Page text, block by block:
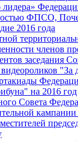
ФПСО,
2016 года
членов
заседания
"За
на 2016 год
Совета